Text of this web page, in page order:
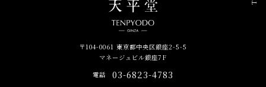
〒104-0061 東京都中央区銀座2-5-5
マネージュビル銀座7F
電話
03-6823-4783